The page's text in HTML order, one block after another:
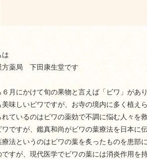
は
方薬局 下田康生堂です
６月にかけて旬の果物と言えば「ビワ」があ
美味しいビワですが、お寺の境内に多く植え
れているのはビワの薬効で不調に悩む人々を
ワですが、鑑真和尚がビワの葉療法を日本に
療法というのはビワの葉を炙ったものを患部
ですが、現代医学でビワの葉には消炎作用を